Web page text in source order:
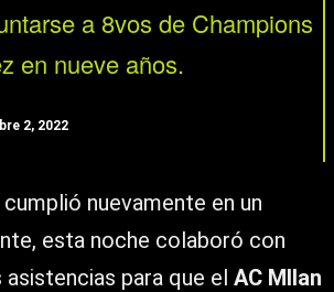
a 8vos de Champions
en nueve años.
2, 2022
cumplió nuevamente en un
esta noche colaboró con
para que el AC MIlan